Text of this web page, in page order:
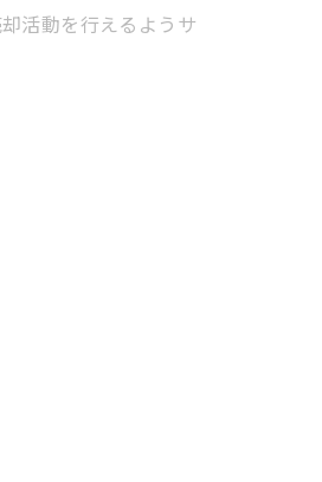
活動を行えるようサ